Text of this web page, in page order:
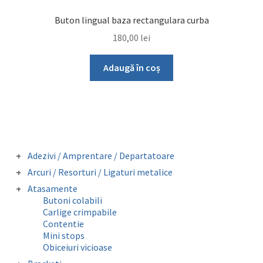
Adezivi / Amprentare / Departatoare
Adezivi bracketi
Adezivi inel molar
Amprentare
Departatoare
Arcuri / Resorturi / Ligaturi metalice
Arcuri preformate fizionomice
Arcuri preformate metalice
Fire otel drepte
Ligaturi metalice preformate
Resorturi
Atasamente
Butoni colabili
Carlige crimpabile
Contentie
Mini stops
Obiceiuri vicioase
Buton lingual baza rectangulara curba
180,00 lei
Adaugă în coș